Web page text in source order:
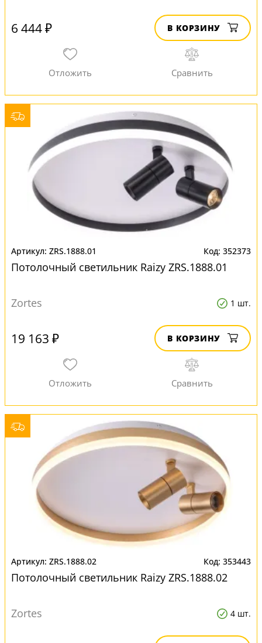
6 444 ₽ В КОРЗИНУ
ZRS.1888.01 352373
Потолочный светильник Raizy ZRS.1888.01
Zortes 1 шт.
19 163 ₽ В КОРЗИНУ
ZRS.1888.02 353443
Потолочный светильник Raizy ZRS.1888.02
Zortes 4 шт.